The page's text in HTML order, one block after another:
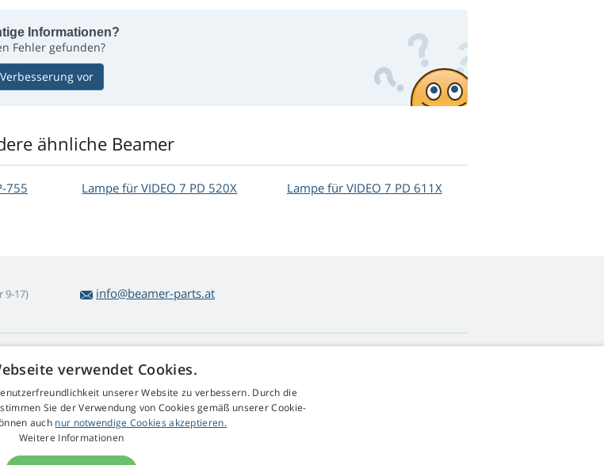
Informationen?
Fehler gefunden?
vor
ähnliche Beamer
755 Lampe für VIDEO 7 PD 520X Lampe für VIDEO 7 PD 611X
9-17) info@beamer-parts.at
Kontakt
GDPR
Impressum
verwendet Cookies.
unserer Website zu verbessern. Durch die
Sie der Verwendung von Cookies gemäß unserer Cookie-
auch nur notwendige Cookies akzeptieren.
Weitere Informationen